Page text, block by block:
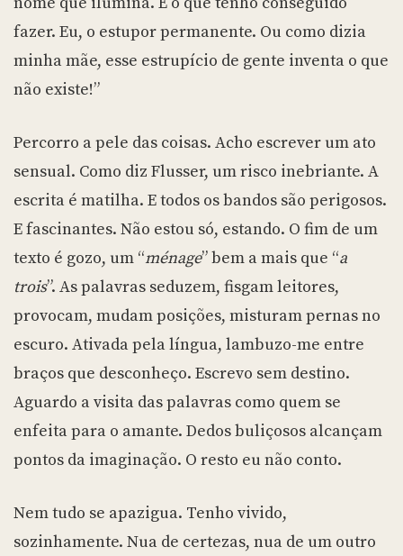
fazer. Eu, o estupor permanente. Ou como dizia
minha mãe, esse estrupício de gente inventa o que
não existe!”
Percorro a pele das coisas. Acho escrever um ato
sensual. Como diz Flusser, um risco inebriante. A
escrita é matilha. E todos os bandos são perigosos.
E fascinantes. Não estou só, estando. O fim de um
texto é gozo, um “ménage” bem a mais que “a
trois”. As palavras seduzem, fisgam leitores,
provocam, mudam posições, misturam pernas no
escuro. Ativada pela língua, lambuzo-me entre
braços que desconheço. Escrevo sem destino.
Aguardo a visita das palavras como quem se
enfeita para o amante. Dedos buliçosos alcançam
pontos da imaginação. O resto eu não conto.
Nem tudo se apazigua. Tenho vivido,
sozinhamente. Nua de certezas, nua de um outro